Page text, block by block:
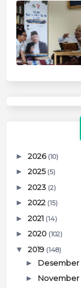
► 2026 (10)
► 2025 (5)
► 2023 (2)
► 2022 (15)
► 2021 (14)
► 2020 (102)
▼ 2019 (148)
► Desember
► November